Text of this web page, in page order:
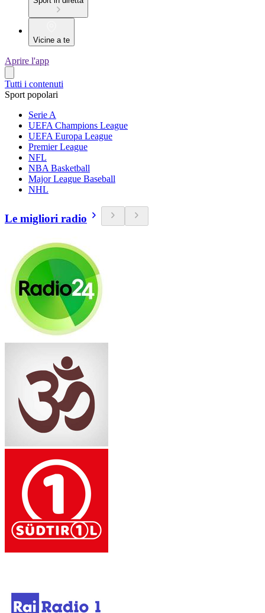
Vicine a te
Aprire l'app
Tutti i contenuti
Sport popolari
Serie A
UEFA Champions League
UEFA Europa League
Premier League
NFL
NBA Basketball
Major League Baseball
NHL
Le migliori radio